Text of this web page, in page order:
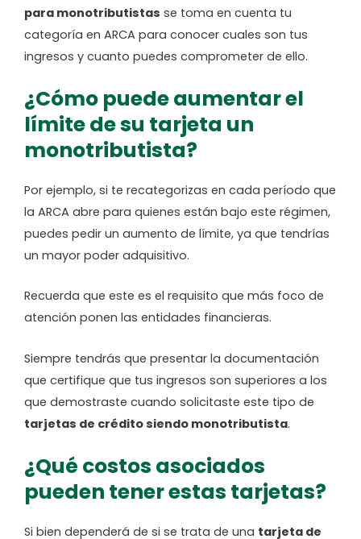
para monotributistas se toma en cuenta tu
categoría en ARCA para conocer cuales son tus
ingresos y cuanto puedes comprometer de ello.
¿Cómo puede aumentar el
límite de su tarjeta un
monotributista?
Por ejemplo, si te recategorizas en cada período que
la ARCA abre para quienes están bajo este régimen,
puedes pedir un aumento de límite, ya que tendrías
un mayor poder adquisitivo.
Recuerda que este es el requisito que más foco de
atención ponen las entidades financieras.
Siempre tendrás que presentar la documentación
que certifique que tus ingresos son superiores a los
que demostraste cuando solicitaste este tipo de
tarjetas de crédito siendo monotributista.
¿Qué costos asociados
pueden tener estas tarjetas?
Si bien dependerá de si se trata de una tarjeta de